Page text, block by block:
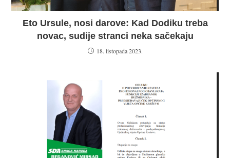
Eto Ursule, nosi darove: Kad Dodiku treba
novac, sudije stranci neka sačekaju
18. listopada 2023.